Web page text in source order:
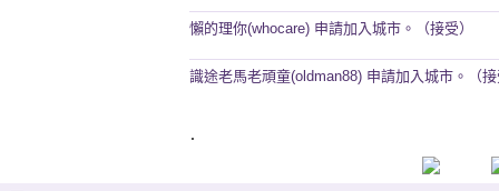
懶的理你(whocare) 申請加入城市。（接受）
識途老馬老頑童(oldman88) 申請加入城市。（
.